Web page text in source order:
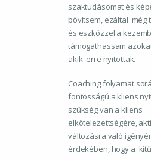
szaktudásomat és
bővítsem, ezáltal még
és eszközzel a
támogathassam
akik erre nyitottak.
Coaching folyamat
fontosságú a kliens
szükség van a kliens
elkötelezettségére,
változásra való
érdekében, hogy a